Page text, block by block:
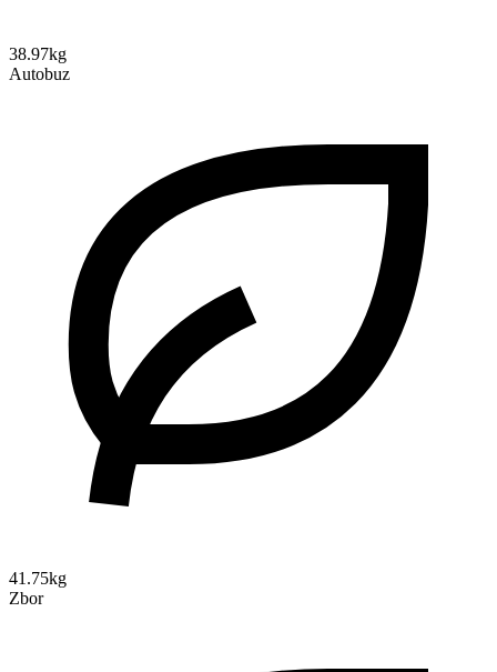
38.97kg
Autobuz
41.75kg
Zbor